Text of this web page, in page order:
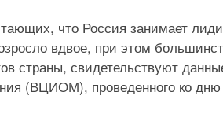
что Россия занимает
вдвое, при этом
страны, свидетельствуют
(ВЦИОМ), проведенного ко